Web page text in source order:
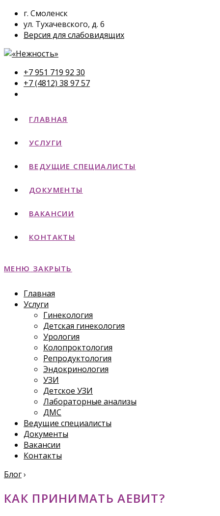
г. Смоленск
ул. Тухачевского, д. 6
Версия для слабовидящих
+7 951 719 92 30
+7 (4812) 38 97 57
ГЛАВНАЯ
УСЛУГИ
ВЕДУЩИЕ СПЕЦИАЛИСТЫ
ДОКУМЕНТЫ
ВАКАНСИИ
КОНТАКТЫ
МЕНЮ ЗАКРЫТЬ
Главная
Услуги
Гинекология
Детская гинекология
Урология
Колопроктология
Репродуктология
Эндокринология
УЗИ
Детское УЗИ
Лабораторные анализы
ДМС
Ведущие специалисты
Документы
Вакансии
Контакты
Блог›
КАК ПРИНИМАТЬ АЕВИТ?